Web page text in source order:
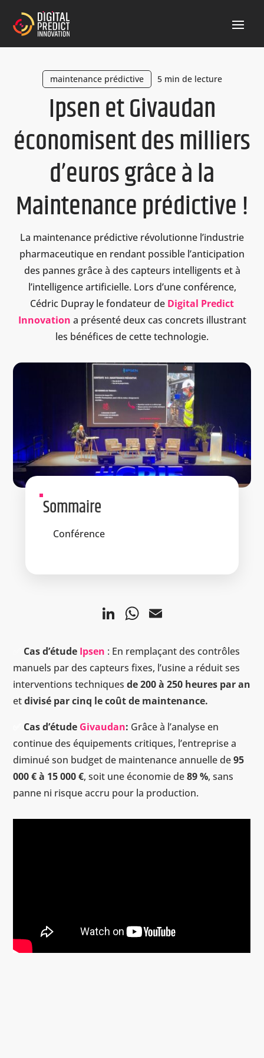
maintenance prédictive 5 min de lecture
Ipsen et Givaudan
économisent des milliers
d’euros grâce à la
Maintenance prédictive !
La maintenance prédictive révolutionne l’industrie
pharmaceutique en rendant possible l’anticipation
des pannes grâce à des capteurs intelligents et à
l’intelligence artificielle. Lors d’une conférence,
Cédric Dupray le fondateur de Digital Predict
Innovation a présenté deux cas concrets illustrant
les bénéfices de cette technologie.
Cas d’étude Ipsen : En remplaçant des contrôles
manuels par des capteurs fixes, l’usine a réduit ses
interventions techniquesde 200 à 250 heures par an
etdivisé par cinq le coût de maintenance.
Cas d’étude Givaudan: Grâce à l’analyse en
continue des équipements critiques, l’entreprise a
diminué son budget de maintenance annuelle de95
000 € à 15 000 €, soit une économie de89 %, sans
panne ni risque accru pour la production.
Sommaire
Conférence
Li
k
e
dI
n
W
at
s
A
p
p
ai
l